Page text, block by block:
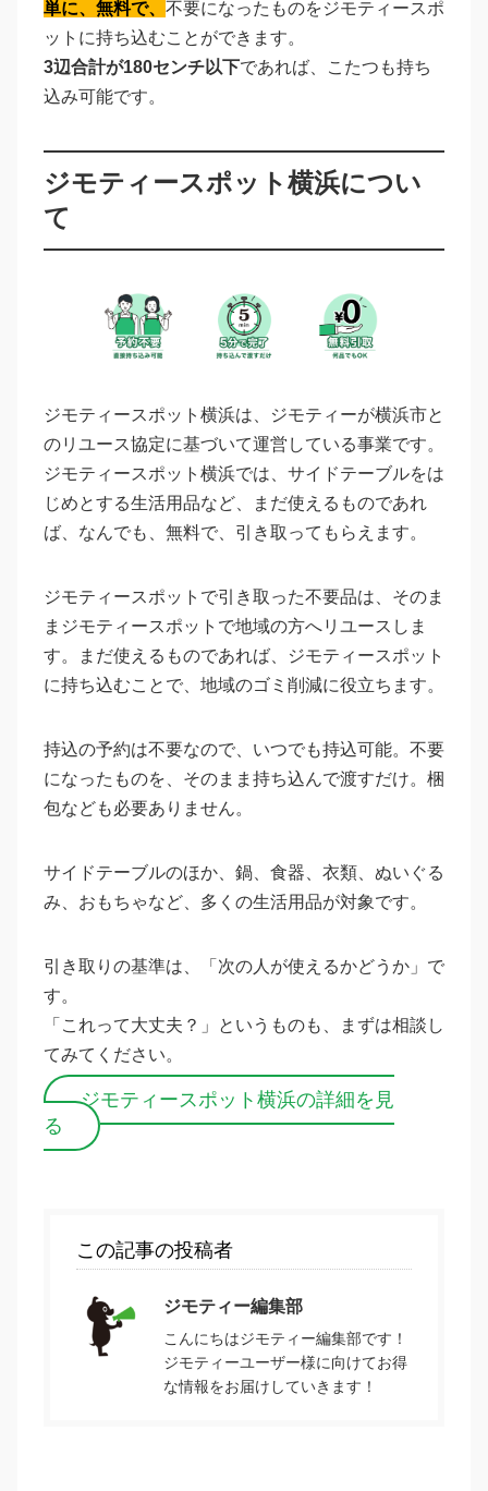
単に、無料で、 不要になったものをジモティースポ
ットに持ち込むことができます。
3辺合計が180センチ以下であれば、こたつも持ち
込み可能です。
ジモティースポット横浜につい
て
ジモティースポット横浜は、ジモティーが横浜市と
のリユース協定に基づいて運営している事業です。
ジモティースポット横浜では、サイドテーブルをは
じめとする生活用品など、まだ使えるものであれ
ば、なんでも、無料で、引き取ってもらえます。
ジモティースポットで引き取った不要品は、そのま
まジモティースポットで地域の方へリユースしま
す。まだ使えるものであれば、ジモティースポット
に持ち込むことで、地域のゴミ削減に役立ちます。
持込の予約は不要なので、いつでも持込可能。不要
になったものを、そのまま持ち込んで渡すだけ。梱
包なども必要ありません。
サイドテーブルのほか、鍋、食器、衣類、ぬいぐる
み、おもちゃなど、多くの生活用品が対象です。
引き取りの基準は、「次の人が使えるかどうか」で
す。
「これって大丈夫？」というものも、まずは相談し
てみてください。
ジモティースポット横浜の詳細を見
る
この記事の投稿者
ジモティー編集部
こんにちはジモティー編集部です！
ジモティーユーザー様に向けてお得
な情報をお届けしていきます！